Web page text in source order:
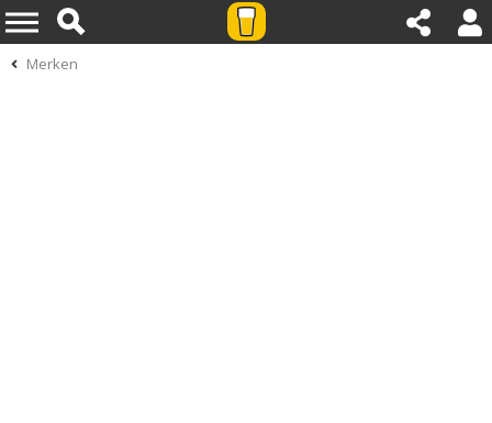
Merken